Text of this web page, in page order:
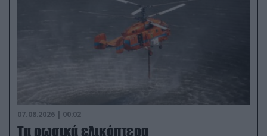
07.08.2026 | 00:02
Τα ρωσικά ελικόπτερα